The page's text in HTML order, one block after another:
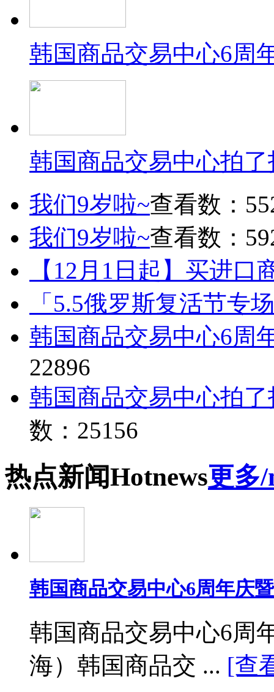
韩国商品交易中心6周
韩国商品交易中心拍
我们9岁啦~查看数：
我们9岁啦~查看数：
【12月1日起】买进口
「5.5俄罗斯复活节专
韩国商品交易中心6周
22896
韩国商品交易中心拍
数：25156
热点新闻Hotnews更多
韩国商品交易中心6周年庆
韩国商品交易中心6周
海）韩国商品交 ... [查